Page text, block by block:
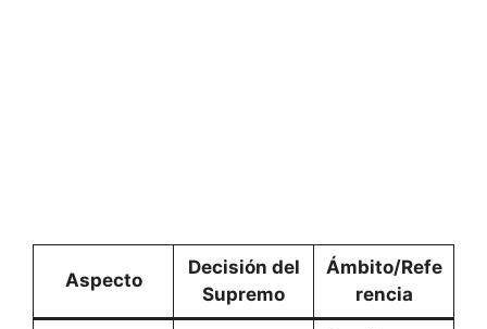
Aspecto
Decisión del
Supremo
Ámbito/Refe
rencia